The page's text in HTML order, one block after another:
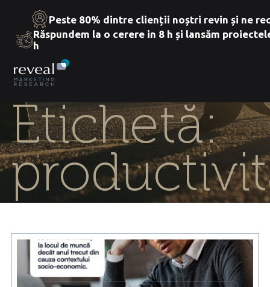
content
Peste 80% dintre clienții noștri revin și ne
Răspundem la o cerere in 8 h și lansăm
h
Etichetă: